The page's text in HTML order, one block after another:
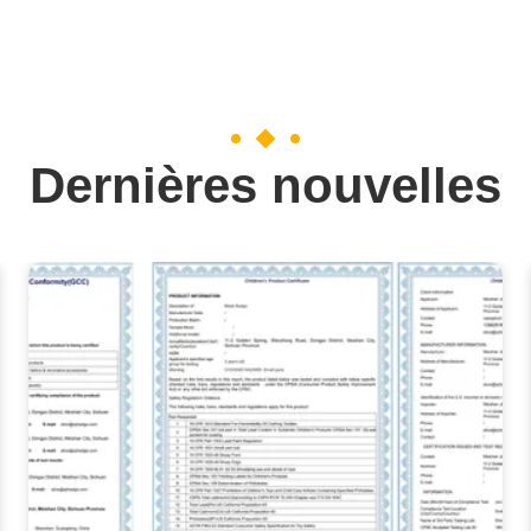
Dernières nouvelles